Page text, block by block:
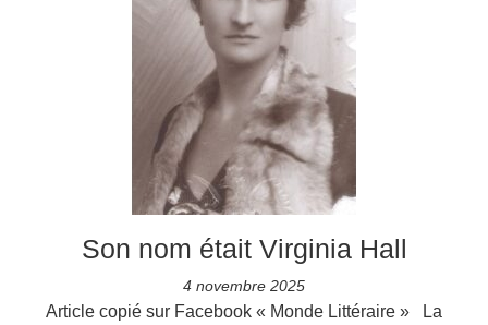
Son nom était Virginia Hall
4 novembre 2025
Article copié sur Facebook « Monde Littéraire » La